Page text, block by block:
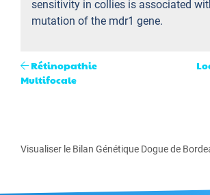
sensitivity in collies is associated
mutation of the mdr1 gene.
Rétinopathie
Multifocale
Visualiser le Bilan Génétique Dogue de